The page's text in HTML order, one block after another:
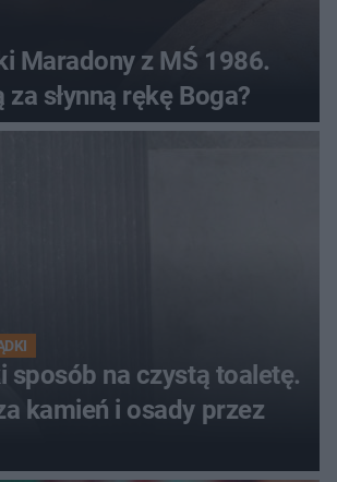
Maradony z MŚ 1986.
za słynną rękę Boga?
sposób na czystą toaletę.
kamień i osady przez